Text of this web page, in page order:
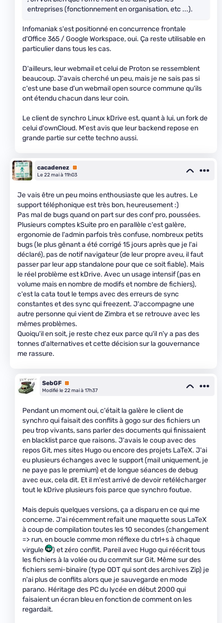
entreprises (fonctionnement en organisation, etc ...).
Infomaniak s'est positionné en concurrence frontale
d'Office 365 / Google Workspace, oui. Ça reste utilisable en
particulier dans tous les cas.
D'ailleurs, leur webmail et celui de Proton se ressemblent
beaucoup. J'avais cherché un peu, mais je ne sais pas si
c'est une base d'un webmail open source commune qu'ils
ont étendu chacun dans leur coin.
Le client de synchro Linux kDrive est, quant à lui, un fork de
celui d'ownCloud. M'est avis que leur backend repose en
grande partie sur cette techno aussi.
cacadenez Premium
Le 22 mai à 11h03
Je vais être un peu moins enthousiaste que les autres. Le
support téléphonique est très bon, heureusement :)
Pas mal de bugs quand on part sur des conf pro, poussées.
Plusieurs comptes kSuite pro en parallèle c'est galère,
ergonomie de l'admin parfois très confuse, nombreux petits
bugs (le plus gênant a été corrigé 15 jours après que je l'ai
déclaré), pas de notif navigateur (de leur propre aveu, il faut
passer par leur app standalone pour que ce soit fiable). Mais
le réel problème est kDrive. Avec un usage intensif (pas en
volume mais en nombre de modifs et nombre de fichiers),
c'est la cata tout le temps avec des erreurs de sync
constantes et des sync qui freezent. J'accompagne une
autre personne qui vient de Zimbra et se retrouve avec les
mêmes problèmes.
Quoiqu'il en soit, je reste chez eux parce qu'il n'y a pas des
tonnes d'alternatives et cette décision sur la gouvernance
me rassure.
SebGF Premium
Modifié le 22 mai à 17h37
Pendant un moment oui, c'était la galère le client de
synchro qui faisait des conflits à gogo sur des fichiers un
peu trop vivants, sans parler des documents qui finissaient
en blacklist parce que raisons. J'avais le coup avec des
repos Git, mes sites Hugo ou encore des projets LaTeX. J'ai
eu plusieurs échanges avec le support (mail uniquement, je
ne paye pas le premium) et de longue séances de debug
avec eux, cela dit. Et il m'est arrivé de devoir retélécharger
tout le kDrive plusieurs fois parce que synchro foutue.
Mais depuis quelques versions, ça a disparu en ce qui me
concerne. J'ai récemment refait une maquette sous LaTeX
à coup de compilation toutes les 10 secondes (changement
=> run, en boucle comme mon réflexe du ctrl+s à chaque
virgule
) et zéro conflit. Pareil avec Hugo qui réécrit tous
les fichiers à la volée ou du commit sur Git. Même sur des
fichiers semi-binaire (type ODT qui sont des archives Zip) je
n'ai plus de conflits alors que je sauvegarde en mode
parano. Héritage des PC du lycée en début 2000 qui
faisaient un écran bleu en fonction de comment on les
regardait.